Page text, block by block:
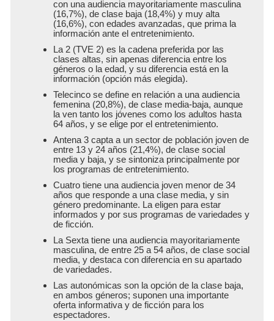
con una audiencia mayoritariamente masculina
(16,7%), de clase baja (18,4%) y muy alta
(16,6%), con edades avanzadas, que prima la
información ante el entretenimiento.
La 2 (TVE 2) es la cadena preferida por las
clases altas, sin apenas diferencia entre los
géneros o la edad, y su diferencia está en la
información (opción más elegida).
Telecinco se define en relación a una audiencia
femenina (20,8%), de clase media-baja, aunque
la ven tanto los jóvenes como los adultos hasta
64 años, y se elige por el entretenimiento.
Antena 3 capta a un sector de población joven de
entre 13 y 24 años (21,4%), de clase social
media y baja, y se sintoniza principalmente por
los programas de entretenimiento.
Cuatro tiene una audiencia joven menor de 34
años que responde a una clase media, y sin
género predominante. La eligen para estar
informados y por sus programas de variedades y
de ficción.
La Sexta tiene una audiencia mayoritariamente
masculina, de entre 25 a 54 años, de clase social
media, y destaca con diferencia en su apartado
de variedades.
Las autonómicas son la opción de la clase baja,
en ambos géneros; suponen una importante
oferta informativa y de ficción para los
espectadores.